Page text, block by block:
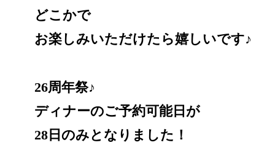
どこかで
お楽しみいただけたら嬉しいです♪
26周年祭♪
ディナーのご予約可能日が
28日のみとなりました！